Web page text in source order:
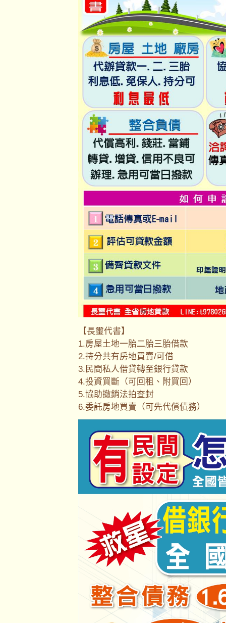
【長璽代書】
1.房屋土地一胎二胎三胎借款
2.持分共有房地買賣/可借
3.民間私人借貸轉至銀行貸款
4.投資買斷（可回租、附買回）
5.協助撤銷法拍查封
6.委託房地買賣（可先代償債務）